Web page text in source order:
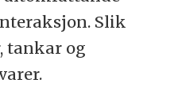
Slik
tankar og